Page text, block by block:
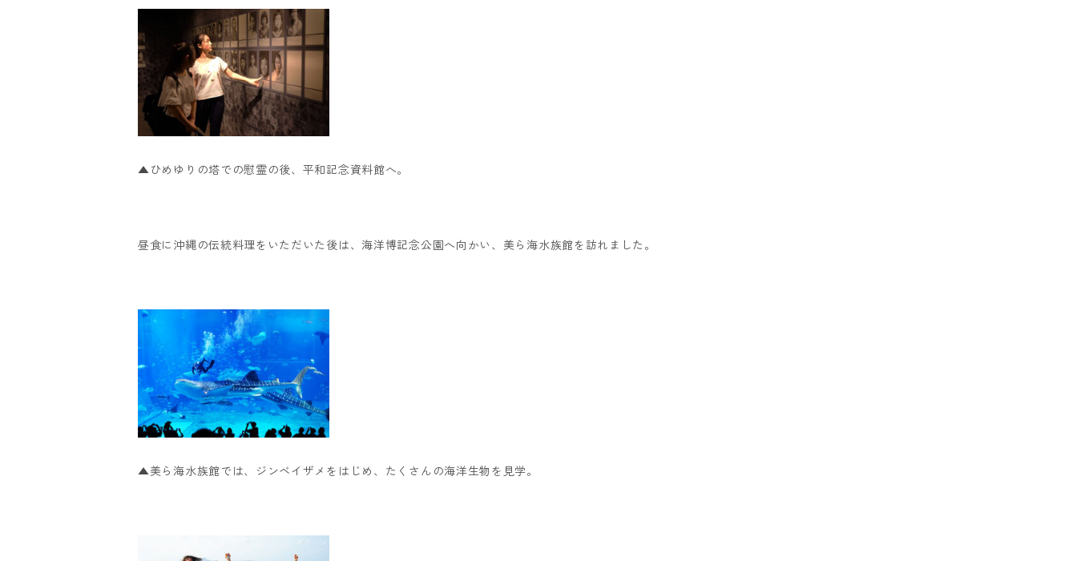
▲ひめゆりの塔での慰霊の後、平和記念資料館へ。
昼食に沖縄の伝統料理をいただいた後は、海洋博記念公園へ向かい、美ら海水族館を訪れました。
▲美ら海水族館では、ジンベイザメをはじめ、たくさんの海洋生物を見学。